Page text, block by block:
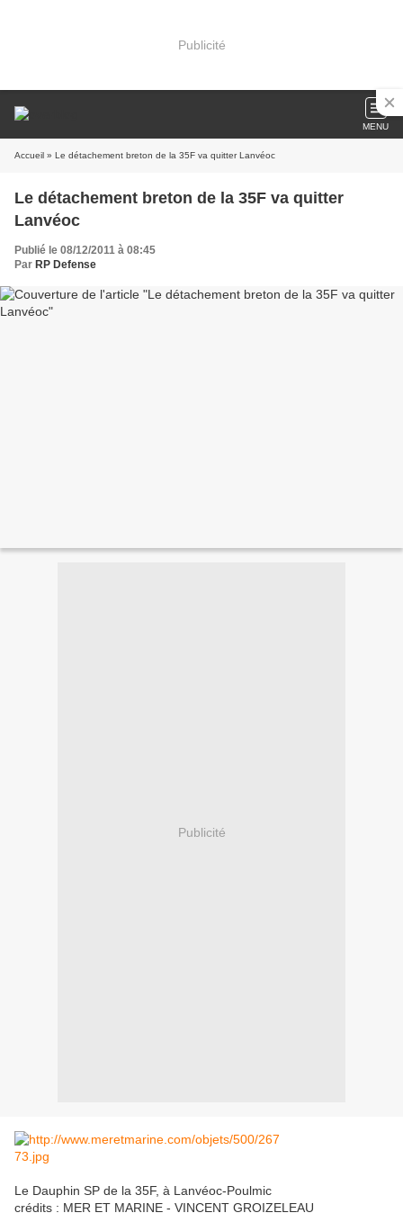
Publicité
MENU
Accueil » Le détachement breton de la 35F va quitter Lanvéoc
Le détachement breton de la 35F va quitter
Lanvéoc
Publié le 08/12/2011 à 08:45
Par RP Defense
Publicité
Le Dauphin SP de la 35F, à Lanvéoc-Poulmic
crédits : MER ET MARINE - VINCENT GROIZELEAU